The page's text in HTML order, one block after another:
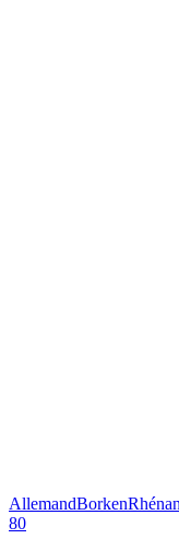
AllemandBorken
80